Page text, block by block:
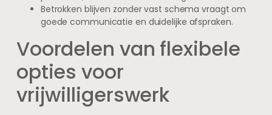
Betrokken blijven zonder vast schema vraagt om
goede communicatie en duidelijke afspraken.
Voordelen van flexibele
opties voor
vrijwilligerswerk